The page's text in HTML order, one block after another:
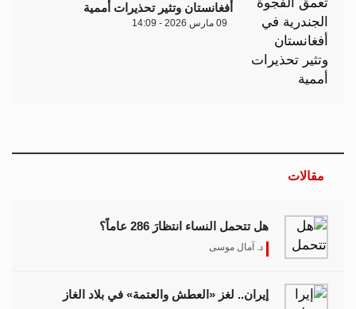
أفغانستان وتثير تحذيرات أممية
09 مارس 2026 - 14:09
مقالات
هل تتحمل النساء انتظارَ 286 عاماً؟
د. آمال موسى
إيران.. لغز «العطش والعتمة» في بلاد الغاز